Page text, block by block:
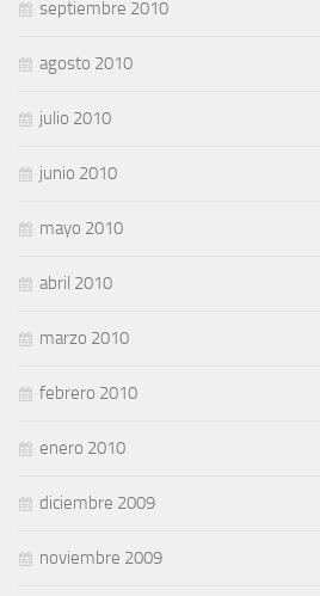
septiembre 2010
agosto 2010
julio 2010
junio 2010
mayo 2010
abril 2010
marzo 2010
febrero 2010
enero 2010
diciembre 2009
noviembre 2009